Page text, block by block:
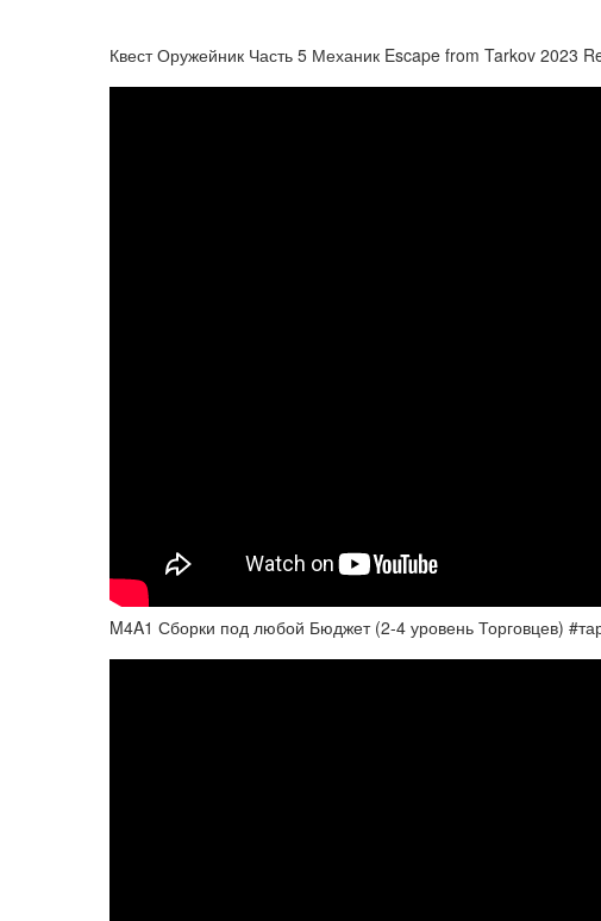
Квест Оружейник Часть 5 Механик Escape from Tarkov 2023
M4A1 Сборки под любой Бюджет (2-4 уровень Торговцев)